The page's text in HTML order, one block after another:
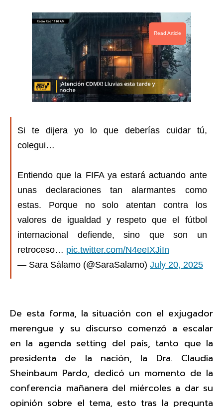
Read Article
Si te dijera yo lo que deberías cuidar tú,
colegui…
Entiendo que la FIFA ya estará actuando ante
unas declaraciones tan alarmantes como
estas. Porque no solo atentan contra los
valores de igualdad y respeto que el fútbol
internacional defiende, sino que son un
retroceso… pic.twitter.com/N4eeIXJiIn
— Sara Sálamo (@SaraSalamo) July 20, 2025
De esta forma, la situación con el exjugador
merengue y su discurso comenzó a escalar
en la agenda setting del país, tanto que la
presidenta de la nación, la Dra. Claudia
Sheinbaum Pardo, dedicó un momento de la
conferencia mañanera del miércoles a dar su
opinión sobre el tema, esto tras la pregunta